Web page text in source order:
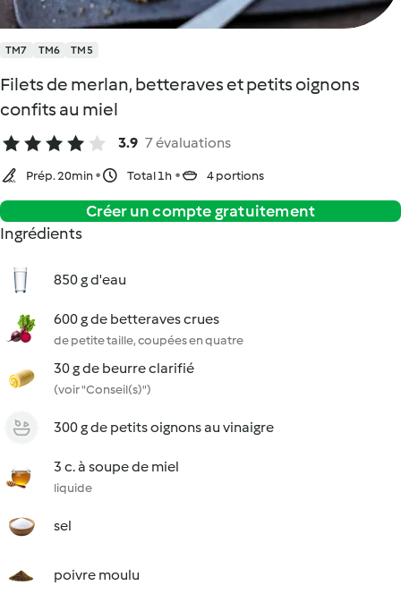
TM7 TM6 TM5
Filets de merlan, betteraves et petits oignons
confits au miel
3.9 7 évaluations
Prép. 20min Total 1h 4 portions
Créer un compte gratuitement
Ingrédients
850 g d'eau
600 g de betteraves crues
de petite taille, coupées en quatre
30 g de beurre clarifié
(voir "Conseil(s)")
300 g de petits oignons au vinaigre
3 c. à soupe de miel
liquide
sel
poivre moulu